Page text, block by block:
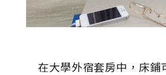
在大學外宿套房中，床鋪